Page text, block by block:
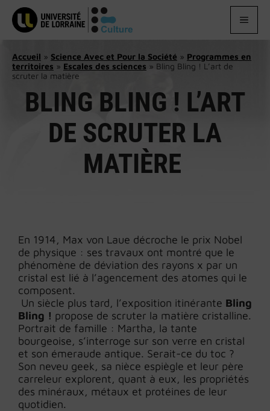
Aller
contenu
Accueil » Science Avec et Pour la Société » Programmes en
territoires » Escales des sciences » Bling Bling ! L’art de
scruter la matière
BLING BLING ! L’ART
DE SCRUTER LA
MATIÈRE
En 1914, Max von Laue décroche le prix Nobel
de physique : ses travaux ont montré que le
phénomène de déviation des rayons x par un
cristal est lié à l’agencement des atomes qui le
composent.
Un siècle plus tard, l’exposition itinérante Bling
Bling ! propose de scruter la matière cristalline.
Portrait de famille : Martha, la tante
bourgeoise, s’interroge sur son verre en cristal
et son émeraude antique. Serait-ce du toc ?
Son neveu geek, sa nièce espiègle et leur père
carreleur explorent, quant à eux, les propriétés
des minéraux, métaux et protéines de leur
quotidien.